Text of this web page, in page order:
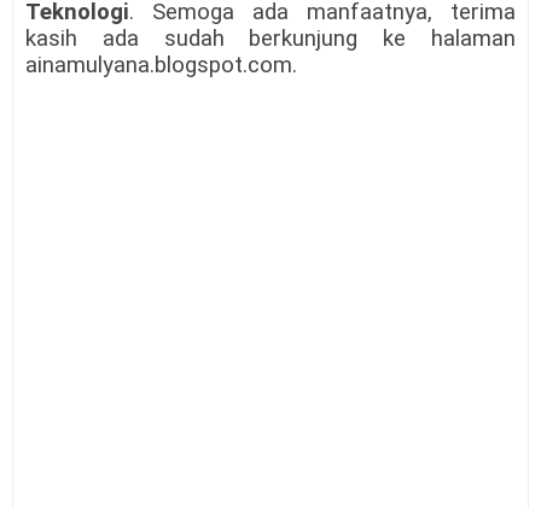
Teknologi. Semoga ada manfaatnya, terima
kasih ada sudah berkunjung ke halaman
ainamulyana.blogspot.com.